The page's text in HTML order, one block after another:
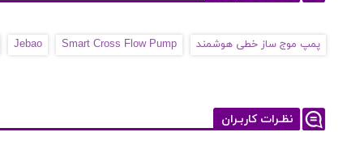
پمپ موج ساز خطی هوشمند Smart Cross Flow Pump
Jebao
نظـرات کاربـران